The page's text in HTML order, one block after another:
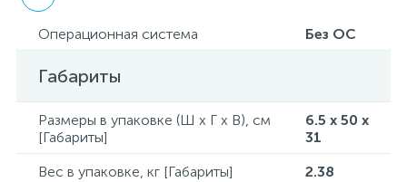
Операционная система Без ОС
Габариты
Размеры в упаковке (Ш x Г x В), см
[Габариты]
6.5 x 50 x
31
Вес в упаковке, кг [Габариты]
2.38